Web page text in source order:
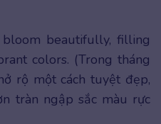
beautifully, filling
colors. (Trong tháng
rộ một cách tuyệt đẹp,
tràn ngập sắc màu rực